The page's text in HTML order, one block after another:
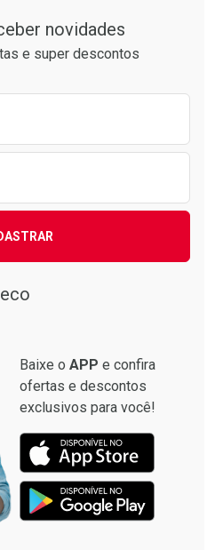
Laboratório
Comprar sem Desconto
Por Menos
Comprar sem Desconto
novidades
e super descontos
Baixe o APP e confira
ofertas e descontos
exclusivos para você!